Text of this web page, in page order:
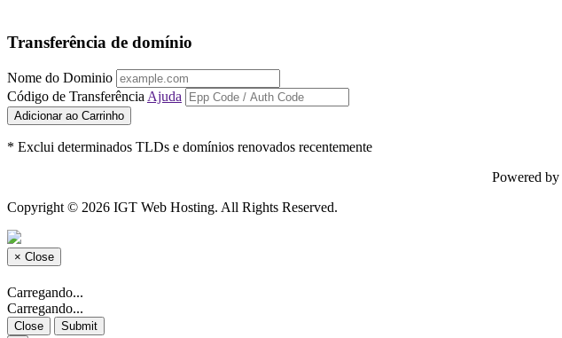
Transferência de domínio
Nome do Dominio
Código de Transferência Ajuda
Adicionar ao Carrinho
* Exclui determinados TLDs e domínios renovados recentemente
Powered by
Copyright © 2026 IGT Web Hosting. All Rights Reserved.
× Close
Carregando...
Carregando...
Close Submit